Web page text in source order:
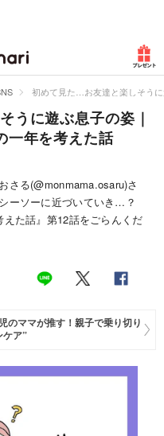
初めて見た…お友達と楽しそう
うに遊ぶ息子の姿｜
一年を考えた話
さる(@monmama.osaru)さ
ーソーに近づいていき…？
えた話』第12話をごらんくだ
のママが推す！親子で乗り切り
ケア”